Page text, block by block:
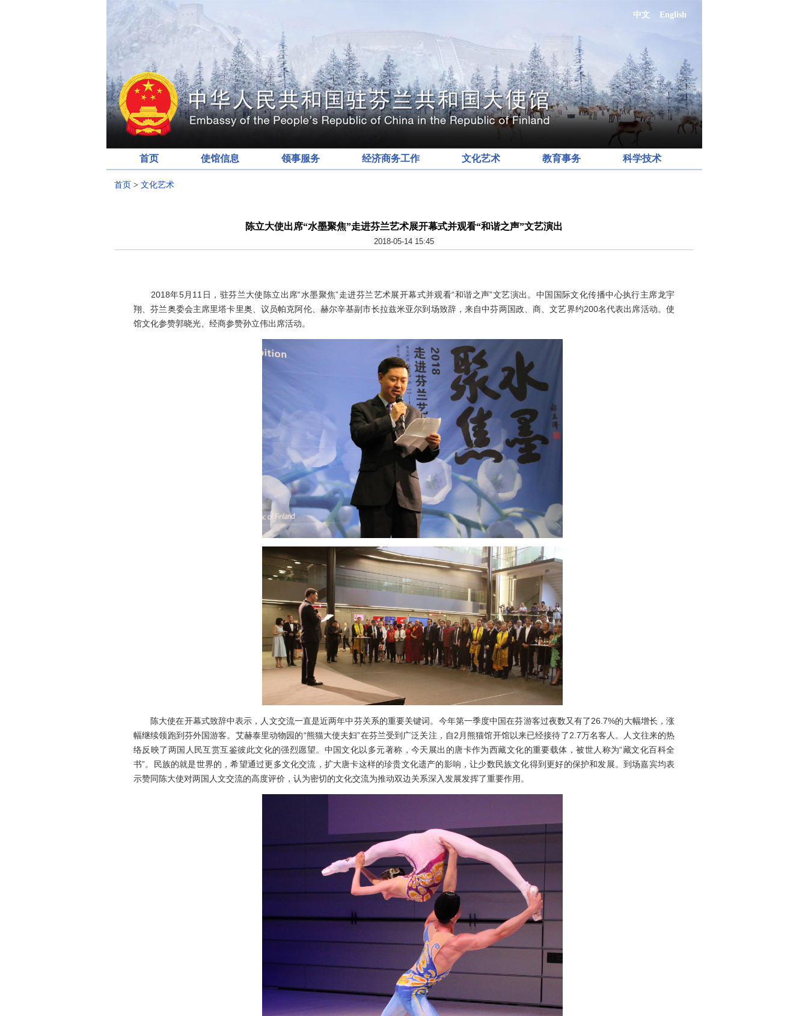
中文 English
首页 使馆信息 领事服务 经济商务工作 文化艺术 教育事务 科学技术
首页 > 文化艺术
陈立大使出席“水墨聚焦”走进芬兰艺术展开幕式并观看“和谐之声”文艺演出
2018-05-14 15:45
2018年5月11日，驻芬兰大使陈立出席“水墨聚焦”走进芬兰艺术展开幕式并观看“和谐之声”文艺演出。中国国际文化传播中心执行主席龙宇
翔、芬兰奥委会主席里塔卡里奥、议员帕克阿伦、赫尔辛基副市长拉兹米亚尔到场致辞，来自中芬两国政、商、文艺界约200名代表出席活动。使
馆文化参赞郭晓光、经商参赞孙立伟出席活动。
陈大使在开幕式致辞中表示，人文交流一直是近两年中芬关系的重要关键词。今年第一季度中国在芬游客过夜数又有了26.7%的大幅增长，涨
幅继续领跑到芬外国游客。艾赫泰里动物园的“熊猫大使夫妇”在芬兰受到广泛关注，自2月熊猫馆开馆以来已经接待了2.7万名客人。人文往来的热
络反映了两国人民互赏互鉴彼此文化的强烈愿望。中国文化以多元著称，今天展出的唐卡作为西藏文化的重要载体，被世人称为“藏文化百科全
书”。民族的就是世界的，希望通过更多文化交流，扩大唐卡这样的珍贵文化遗产的影响，让少数民族文化得到更好的保护和发展。到场嘉宾均表
示赞同陈大使对两国人文交流的高度评价，认为密切的文化交流为推动双边关系深入发展发挥了重要作用。